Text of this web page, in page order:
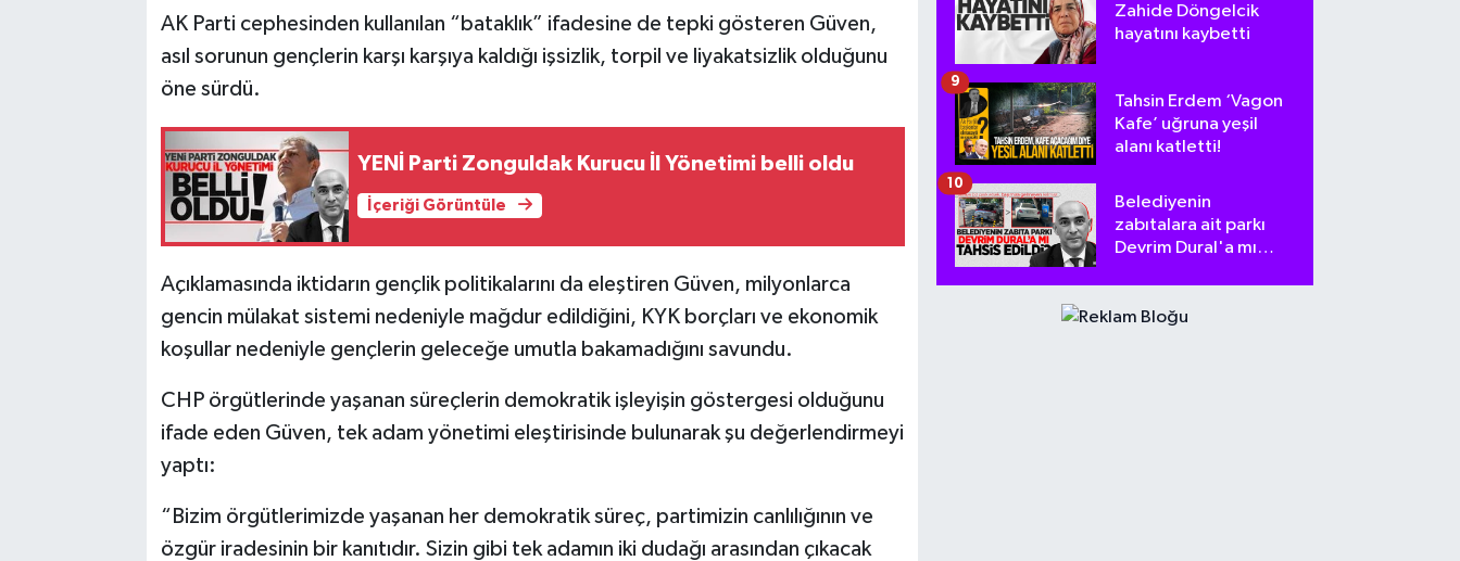
AK Parti cephesinden kullanılan “bataklık” ifadesine de tepki gösteren Güven,
asıl sorunun gençlerin karşı karşıya kaldığı işsizlik, torpil ve liyakatsizlik olduğunu
öne sürdü.
YENİ Parti Zonguldak Kurucu İl Yönetimi belli oldu
İçeriği Görüntüle
Açıklamasında iktidarın gençlik politikalarını da eleştiren Güven, milyonlarca
gencin mülakat sistemi nedeniyle mağdur edildiğini, KYK borçları ve ekonomik
koşullar nedeniyle gençlerin geleceğe umutla bakamadığını savundu.
CHP örgütlerinde yaşanan süreçlerin demokratik işleyişin göstergesi olduğunu
ifade eden Güven, tek adam yönetimi eleştirisinde bulunarak şu değerlendirmeyi
yaptı:
“Bizim örgütlerimizde yaşanan her demokratik süreç, partimizin canlılığının ve
özgür iradesinin bir kanıtıdır. Sizin gibi tek adamın iki dudağı arasından çıkacak
Zahide Döngelcik
hayatını kaybetti
Tahsin Erdem ‘Vagon
Kafe’ uğruna yeşil
alanı katletti!
9
Belediyenin
zabıtalara ait parkı
Devrim Dural'a mı
10